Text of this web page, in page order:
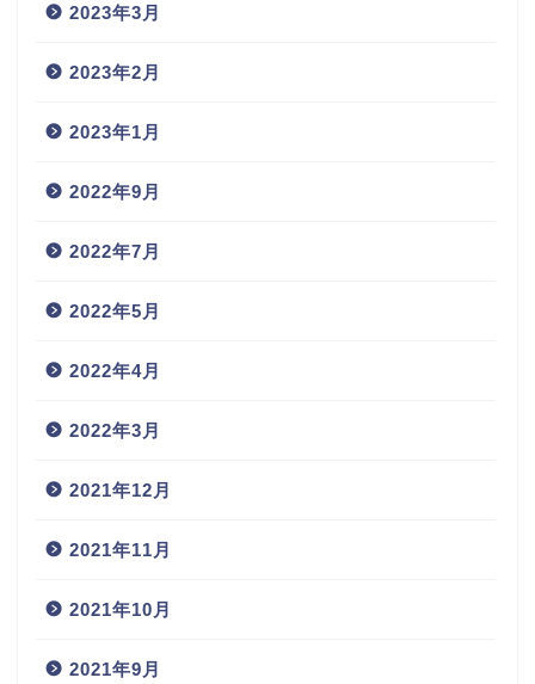
2023年3月
2023年2月
2023年1月
2022年9月
2022年7月
2022年5月
2022年4月
2022年3月
2021年12月
2021年11月
2021年10月
2021年9月